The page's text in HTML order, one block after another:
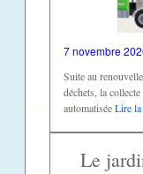
7 novembre
Suite au
déchets, la
automatiséeLire
Le